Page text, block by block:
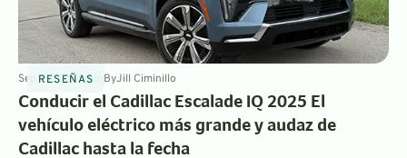
RESEÑAS
Sep 5, 20255min ByJill Ciminillo
Conducir el Cadillac Escalade IQ 2025 El
vehículo eléctrico más grande y audaz de
Cadillac hasta la fecha